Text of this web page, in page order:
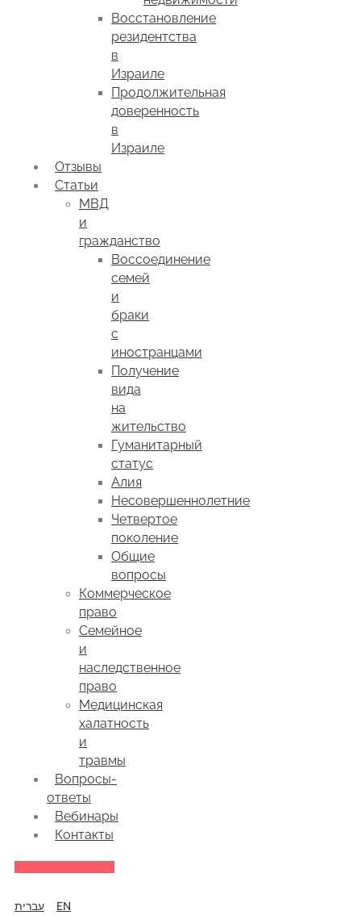
Восстановление
резидентства
в
Израиле
Продолжительная
доверенность
в
Израиле
Отзывы
Статьи
МВД
и
гражданство
Воссоединение
семей
и
браки
с
иностранцами
Получение
вида
на
жительство
Гуманитарный
статус
Алия
Несовершеннолетние
Четвертое
поколение
Общие
вопросы
Коммерческое
право
Семейное
и
наследственное
право
Медицинская
халатность
и
травмы
Вопросы-
ответы
Вебинары
Контакты
עברית EN